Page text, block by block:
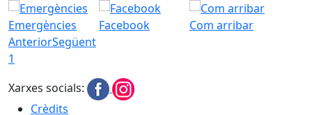
Emergències Facebook
Com arribar
AnteriorSegüent
1
Xarxes socials:
Crèdits